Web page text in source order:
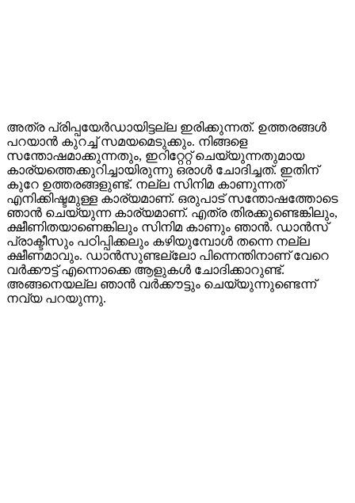
അത്ര പ്രിപ്പയേര്‍ഡായിട്ടല്ല ഇരിക്കുന്നത്. ഉത്തരങ്ങള്‍
പറയാന്‍ കുറച്ച് സമയമെടുക്കും. നിങ്ങളെ
സന്തോഷമാക്കുന്നതും, ഇറിറ്റേറ്റ് ചെയ്യുന്നതുമായ
കാര്യത്തെക്കുറിച്ചായിരുന്നു ഒരാള്‍ ചോദിച്ചത്. ഇതിന്
കുറേ ഉത്തരങ്ങളുണ്ട്. നല്ല സിനിമ കാണുന്നത്
എനിക്കിഷ്ടമുള്ള കാര്യമാണ്. ഒരുപാട് സന്തോഷത്തോടെ
ഞാന്‍ ചെയ്യുന്ന കാര്യമാണ്. എത്ര തിരക്കുണ്ടെങ്കിലും,
ക്ഷീണിതയാണെങ്കിലും സിനിമ കാണും ഞാന്‍. ഡാന്‍സ്
പ്രാക്ടീസും പഠിപ്പിക്കലും കഴിയുമ്പോള്‍ തന്നെ നല്ല
ക്ഷീണമാവും. ഡാന്‍സുണ്ടല്ലോ പിന്നെന്തിനാണ് വേറെ
വര്‍ക്കൗട്ട് എന്നൊക്കെ ആളുകള്‍ ചോദിക്കാറുണ്ട്.
അങ്ങനെയല്ല ഞാന്‍ വര്‍ക്കൗട്ടും ചെയ്യുന്നുണ്ടെന്ന്
നവ്യ പറയുന്നു.